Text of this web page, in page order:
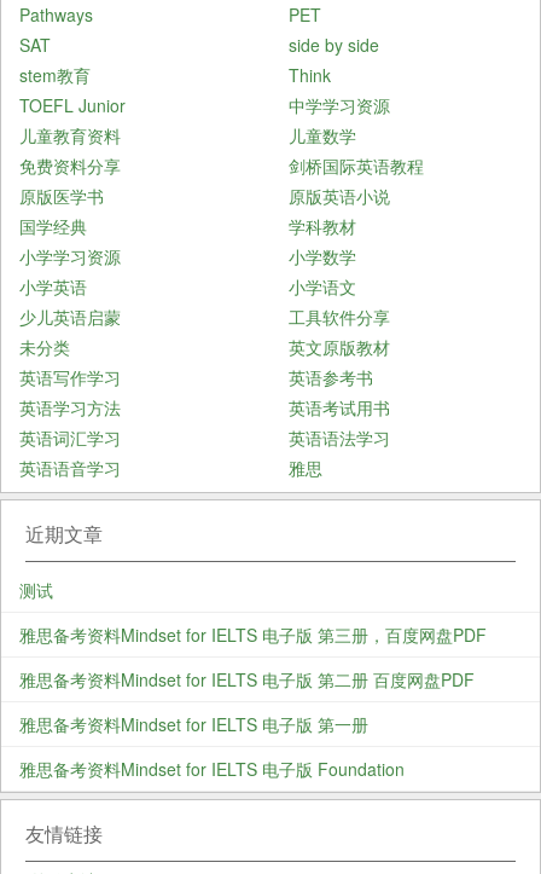
Pathways
PET
SAT
side by side
stem教育
Think
TOEFL Junior
中学学习资源
儿童教育资料
儿童数学
免费资料分享
剑桥国际英语教程
原版医学书
原版英语小说
国学经典
学科教材
小学学习资源
小学数学
小学英语
小学语文
少儿英语启蒙
工具软件分享
未分类
英文原版教材
英语写作学习
英语参考书
英语学习方法
英语考试用书
英语词汇学习
英语语法学习
英语语音学习
雅思
近期文章
测试
雅思备考资料Mindset for IELTS 电子版 第三册，百度网盘PDF
雅思备考资料Mindset for IELTS 电子版 第二册 百度网盘PDF
雅思备考资料Mindset for IELTS 电子版 第一册
雅思备考资料Mindset for IELTS 电子版 Foundation
友情链接